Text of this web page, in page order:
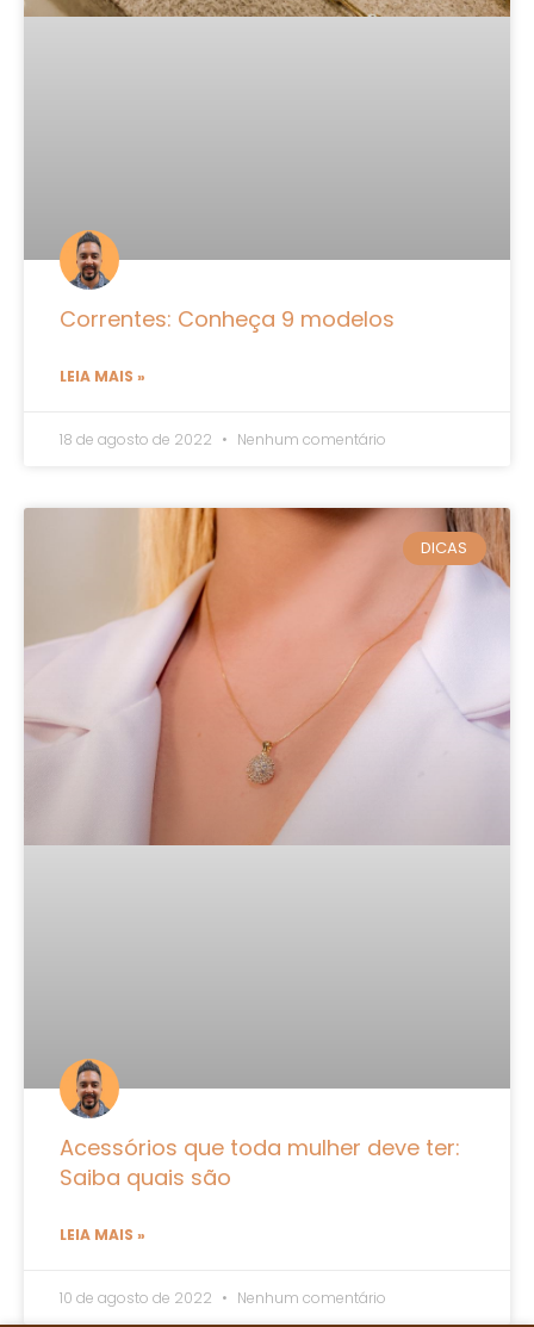
Correntes: Conheça 9 modelos
LEIA MAIS »
18 de agosto de 2022 Nenhum comentário
DICAS
Acessórios que toda mulher deve ter:
Saiba quais são
LEIA MAIS »
10 de agosto de 2022 Nenhum comentário